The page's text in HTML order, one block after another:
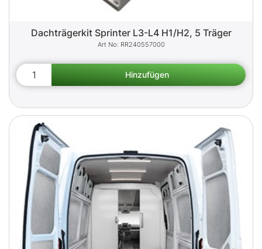
Dachträgerkit Sprinter L3-L4 H1/H2, 5 Träger
RR240557000